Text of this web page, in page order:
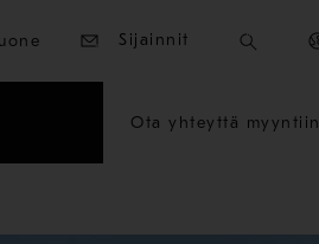
Sijainnit
Ota yhteyttä myyntiin